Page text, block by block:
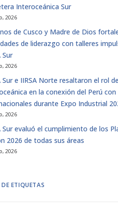
Interoceánica Sur
2026
de Cusco y Madre de Dios
de liderazgo con talleres
Sur
2026
Sur e IIRSA Norte resaltaron el rol
en la conexión del Perú
durante Expo Industrial
2026
Sur evaluó el cumplimiento de los
2026 de todas sus áreas
2026
DE ETIQUETAS